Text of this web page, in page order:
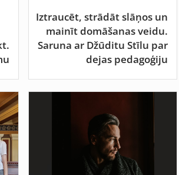
Iztraucēt, strādāt slāņos un
mainīt domāšanas veidu.
Saruna ar Džūditu Stīlu par
dejas pedagoģiju